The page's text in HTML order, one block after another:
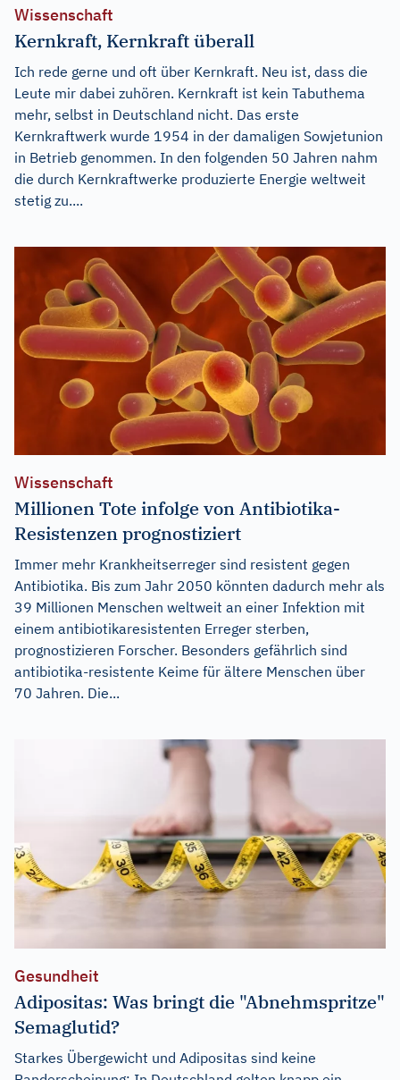
Wissenschaft
Kernkraft, Kernkraft überall
Ich rede gerne und oft über Kernkraft. Neu ist, dass die
Leute mir dabei zuhören. Kernkraft ist kein Tabuthema
mehr, selbst in Deutschland nicht. Das erste
Kernkraftwerk wurde 1954 in der damaligen Sowjetunion
in Betrieb genommen. In den folgenden 50 Jahren nahm
die durch Kernkraftwerke produzierte Energie weltweit
stetig zu....
Wissenschaft
Millionen Tote infolge von Antibiotika-
Resistenzen prognostiziert
Immer mehr Krankheitserreger sind resistent gegen
Antibiotika. Bis zum Jahr 2050 könnten dadurch mehr als
39 Millionen Menschen weltweit an einer Infektion mit
einem antibiotikaresistenten Erreger sterben,
prognostizieren Forscher. Besonders gefährlich sind
antibiotika-resistente Keime für ältere Menschen über
70 Jahren. Die...
Gesundheit
Adipositas: Was bringt die "Abnehmspritze"
Semaglutid?
Starkes Übergewicht und Adipositas sind keine